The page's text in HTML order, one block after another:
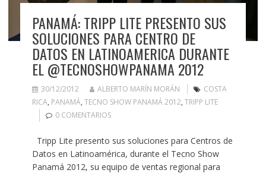
PANAMÁ: TRIPP LITE PRESENTO SUS
SOLUCIONES PARA CENTRO DE
DATOS EN LATINOAMERICA DURANTE
EL @TECNOSHOWPANAMA 2012
30/12/2012 ALBERTO MARÍN MORÁN
COSTA
RICA, PANAMÁ, TECNO SHOW PANAMÁ 2012, TRIPP LITE
0 COMENTARIOS
Tripp Lite presento sus soluciones para Centros de
Datos en Latinoamérica, durante el Tecno Show
Panamá 2012, su equipo de ventas regional para